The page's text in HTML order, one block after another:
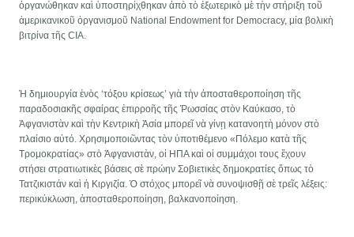
ὀργανώθηκαν καὶ ὑποστηρίχθηκαν ἀπὸ τὸ ἐξωτερικὸ μὲ τὴν στήριξη τοῦ
ἀμερικανικοῦ ὀργανισμοῦ National Endowment for Democracy, μία βολικὴ
βιτρίνα τῆς CIA.
Ἡ δημιουργία ἑνὸς ‘τόξου κρίσεως’ γιὰ τὴν ἀποσταθεροποίηση τῆς
παραδοσιακῆς σφαίρας ἐπιρροῆς τῆς Ῥωσσίας στὸν Καύκασο, τὸ
Ἀφγανιστὰν καὶ τὴν Κεντρικὴ Ἀσία μπορεῖ νὰ γίνῃ κατανοητὴ μόνον στὸ
πλαίσιο αὐτό. Χρησιμοποιῶντας τὸν ὑποτιθέμενο «Πόλεμο κατὰ τῆς
Τρομοκρατίας» στὸ Ἀφγανιστὰν, οἱ ΗΠΑ καὶ οἱ συμμάχοι τους ἔχουν
στήσει στρατιωτικὲς βάσεις σὲ πρώην Σοβιετικὲς δημοκρατίες ὅπως τὸ
Τατζικιστάν καὶ ἡ Κιργιζία. Ὁ στόχος μπορεῖ νὰ συνοψισθῇ σὲ τρεῖς λέξεις:
περικύκλωση, ἀποσταθεροποίηση, βαλκανοποίηση.